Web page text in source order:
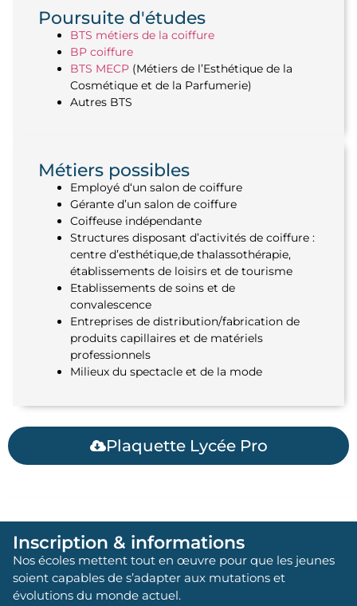
Sofana
J’ai choisi le Campus parce pour sa
formation dédiée uniquement à la
coiffure. C’est ce que je voulais, m’y
concentrer à 100%, sans apprendre
Lire le témoignage
Poursuite d'études
BTS métiers de la coiffure
BP coiffure
BTS MECP (Métiers de l’Esthétique de la
Cosmétique et de la Parfumerie)
Autres BTS
Métiers possibles
Employé d‘un salon de coiffure
Gérante d’un salon de coiffure
Coiffeuse indépendante
Structures disposant d’activités de coiffure :
centre d’esthétique,de thalassothérapie,
établissements de loisirs et de tourisme
Etablissements de soins et de
convalescence
Entreprises de distribution/fabrication de
produits capillaires et de matériels
professionnels
Milieux du spectacle et de la mode
Plaquette Lycée Pro
Inscription & informations
Nos écoles mettent tout en œuvre pour que les jeunes
soient capables de s’adapter aux mutations et
évolutions du monde actuel.